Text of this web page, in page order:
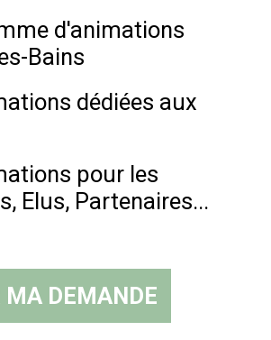
d'animations
Bains
dédiées aux
pour les
Elus, Partenaires...